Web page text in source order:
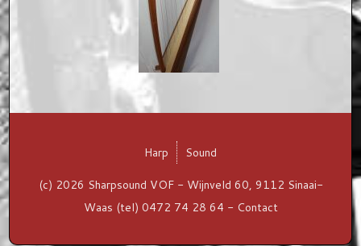
Harp
Sound
(c) 2026 Sharpsound VOF - Wijnveld 60, 9112 Sinaai-
Waas (tel) 0472 74 28 64 - Contact